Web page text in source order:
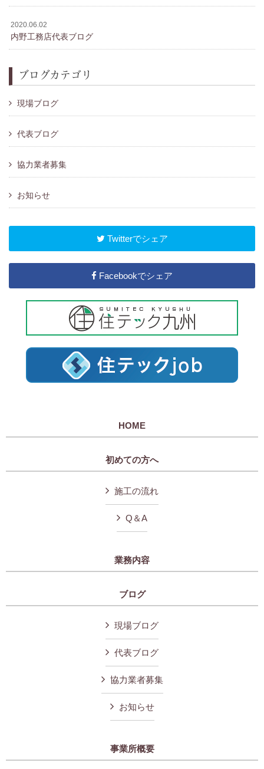
2020.06.02
内野工務店代表ブログ
ブログカテゴリ
現場ブログ
代表ブログ
協力業者募集
お知らせ
Twitterでシェア
Facebookでシェア
HOME
初めての方へ
施工の流れ
Q＆A
業務内容
ブログ
現場ブログ
代表ブログ
協力業者募集
お知らせ
事業所概要